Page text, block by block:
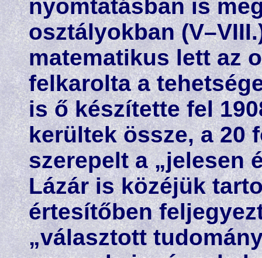
nyomtatásban is
osztályokban
matematikus lett az
felkarolta a
is ő készítette fel
kerültek össze, a 20
szerepelt a „jelesen
Lázár is közéjük
értesítőben
„választott